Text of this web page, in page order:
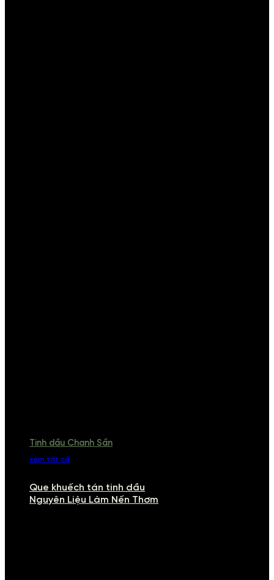
Tinh dầu Chanh Sần
xem tất cả
Que khuếch tán tinh dầu
Nguyên Liệu Làm Nến Thơm